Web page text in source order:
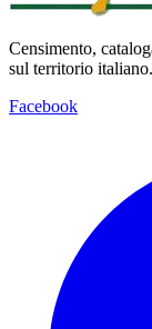
Censimento,
sul territorio italiano.
Facebook